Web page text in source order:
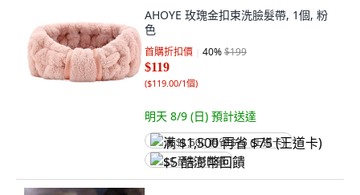
AHOYE 玫瑰金扣束洗臉髮帶, 1個, 粉
色
首購折扣價 40%$199
$119
($119.00/1個)
明天 8/9 (日) 預計送達
满 $1,500 再省 $75 (王道卡)
$5 酷澎幣回饋